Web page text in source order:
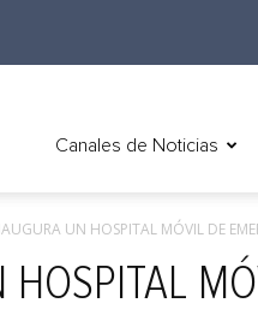
Canales de Noticias
UN HOSPITAL MÓVIL DE